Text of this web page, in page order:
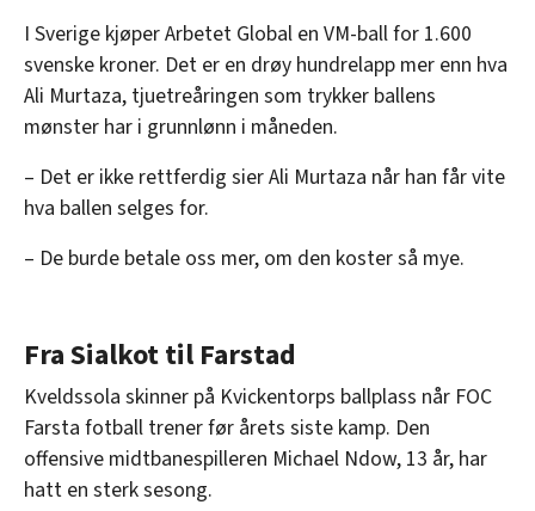
I Sverige kjøper Arbetet Global en VM-ball for 1.600
svenske kroner. Det er en drøy hundrelapp mer enn hva
Ali Murtaza, tjuetreåringen som trykker ballens
mønster har i grunnlønn i måneden.
– Det er ikke rettferdig sier Ali Murtaza når han får vite
hva ballen selges for.
– De burde betale oss mer, om den koster så mye.
Fra Sialkot til Farstad
Kveldssola skinner på Kvickentorps ballplass når FOC
Farsta fotball trener før årets siste kamp. Den
offensive midtbanespilleren Michael Ndow, 13 år, har
hatt en sterk sesong.